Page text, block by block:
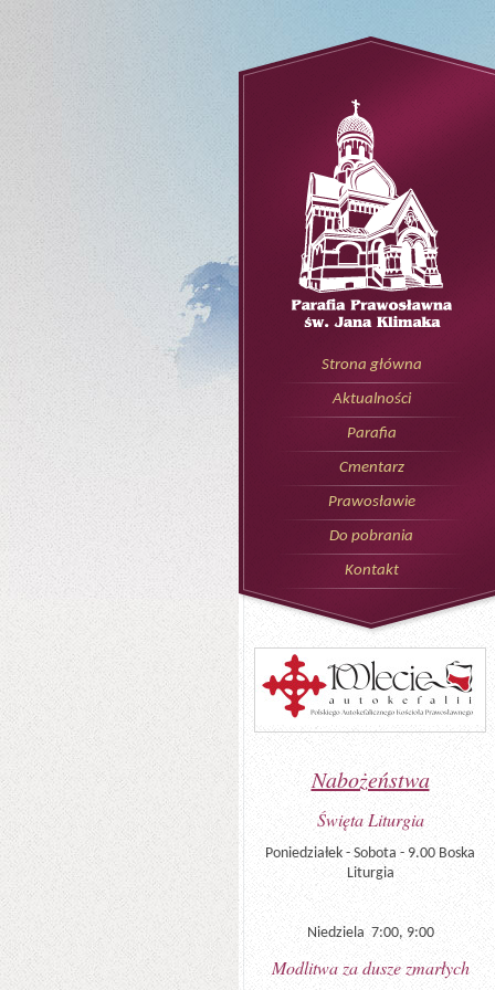
Strona główna
Aktualności
Parafia
Cmentarz
Prawosławie
Do pobrania
Kontakt
Nabożeństwa
Święta Liturgia
Poniedziałek - Sobota - 9.00 Boska
Liturgia
Niedziela 7:00, 9:00
Modlitwa za dusze zmarłych